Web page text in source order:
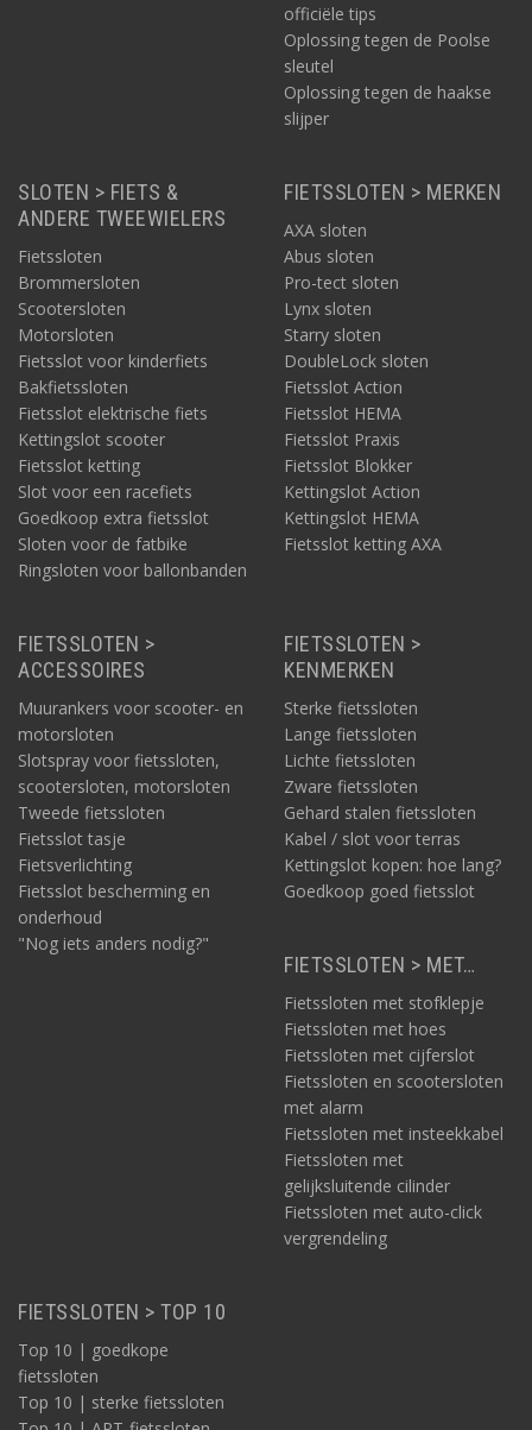
officiële tips
Oplossing tegen de Poolse
sleutel
Oplossing tegen de haakse
slijper
SLOTEN > FIETS &
ANDERE TWEEWIELERS
Fietssloten
Brommersloten
Scootersloten
Motorsloten
Fietsslot voor kinderfiets
Bakfietssloten
Fietsslot elektrische fiets
Kettingslot scooter
Fietsslot ketting
Slot voor een racefiets
Goedkoop extra fietsslot
Sloten voor de fatbike
Ringsloten voor ballonbanden
FIETSSLOTEN > MERKEN
AXA sloten
Abus sloten
Pro-tect sloten
Lynx sloten
Starry sloten
DoubleLock sloten
Fietsslot Action
Fietsslot HEMA
Fietsslot Praxis
Fietsslot Blokker
Kettingslot Action
Kettingslot HEMA
Fietsslot ketting AXA
FIETSSLOTEN >
ACCESSOIRES
Muurankers voor scooter- en
motorsloten
Slotspray voor fietssloten,
scootersloten, motorsloten
Tweede fietssloten
Fietsslot tasje
Fietsverlichting
Fietsslot bescherming en
onderhoud
"Nog iets anders nodig?"
FIETSSLOTEN >
KENMERKEN
Sterke fietssloten
Lange fietssloten
Lichte fietssloten
Zware fietssloten
Gehard stalen fietssloten
Kabel / slot voor terras
Kettingslot kopen: hoe lang?
Goedkoop goed fietsslot
FIETSSLOTEN > MET…
Fietssloten met stofklepje
Fietssloten met hoes
Fietssloten met cijferslot
Fietssloten en scootersloten
met alarm
Fietssloten met insteekkabel
Fietssloten met
gelijksluitende cilinder
Fietssloten met auto-click
vergrendeling
FIETSSLOTEN > TOP 10
Top 10 | goedkope
fietssloten
Top 10 | sterke fietssloten